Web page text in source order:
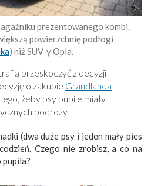
prezentowanego kombi.
powierzchnię podłogi
) niż SUV-y Opla.
przeskoczyć z decyzji
o zakupie Grandlanda
żeby psy pupile miały
podróży.
(dwa duże psy i jeden mały pies
Czego nie zrobisz, a co na